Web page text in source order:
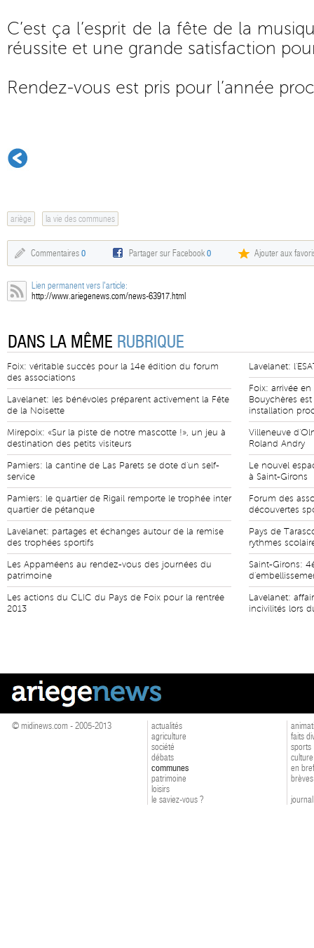
C’est ça l’esprit de la fête de la
réussite et une grande satisfaction
Rendez-vous est pris pour l’année
ariège la vie des communes
Commentaires 0 Partager sur Facebook0 Ajouter aux
Lien permanent vers l'article:
http://www.ariegenews.com/news-63917.html
DANS LA MÊME RUBRIQUE
Foix: véritable succès pour la 14e édition du forum
des associations
Lavelanet: les bénévoles préparent activement la Fête
de la Noisette
Mirepoix: «Sur la piste de notre mascotte !», un jeu à
destination des petits visiteurs
Pamiers: la cantine de Las Parets se dote d'un self-
service
Pamiers: le quartier de Rigail remporte le trophée inter
quartier de pétanque
Lavelanet: partages et échanges autour de la remise
des trophées sportifs
Les Appaméens au rendez-vous des journées du
patrimoine
Les actions du CLIC du Pays de Foix pour la rentrée
2013
Lavelanet:
Foix: arrivée
Bouychères
installation
Villeneuve
Roland Andry
Le nouvel
à Saint-Girons
Forum des
découvertes
Pays de
rythmes
Saint-Girons:
Lavelanet:
incivilités lors
© midinews.com - 2005-2013
actualités
agriculture
société
débats
communes
patrimoine
loisirs
le saviez-vous ?
faits
sports
culture
en bref
brèves